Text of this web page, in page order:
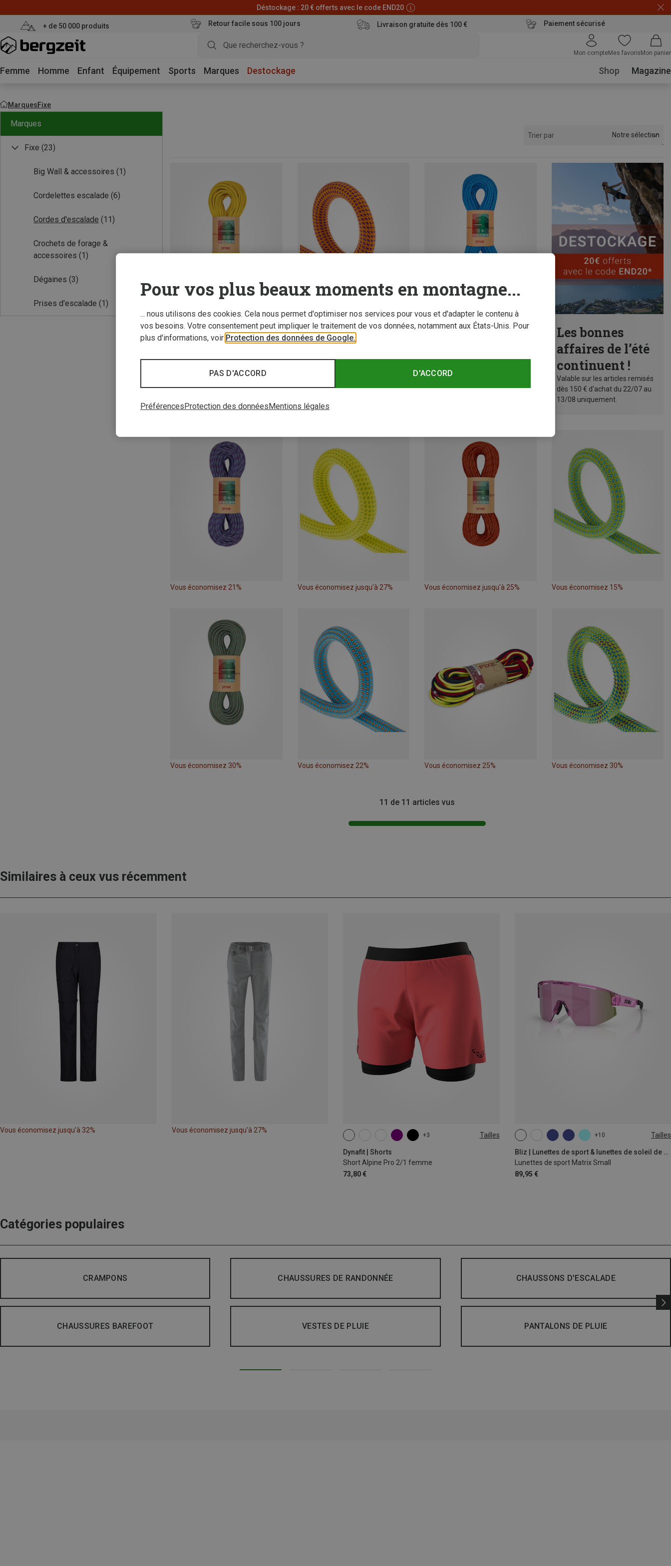
Déstockage : 20 € offerts avec le code END20
+ de 50 000 produits Retour facile sous 100 jours Livraison gratuite dès 100 € Paiement sécurisé
Mon compteMes favoris Mon panier
Femme Homme Enfant Équipement Sports Marques Destockage Shop Magazine
MarquesFixe
Marques
Fixe (23)
Big Wall & accessoires (1)
Cordelettes escalade (6)
Cordes d'escalade (11)
Crochets de forage &
accessoires (1)
Dégaines (3)
Prises d'escalade (1)
Trier par Notre sélection
Vous économisez jusqu'à 27% Vous économisez 15%
Les bonnes
affaires de l’été
continuent !
Valable sur les articles remisés
dès 150 € d'achat du 22/07 au
13/08 uniquement.
Vous économisez 21% Vous économisez jusqu'à 27% Vous économisez jusqu'à 25% Vous économisez 15%
Vous économisez 30% Vous économisez 22% Vous économisez 25% Vous économisez 30%
11 de 11 articles vus
Similaires à ceux vus récemment
Vous économisez jusqu'à 32% Vous économisez jusqu'à 27%
+3 Tailles
Dynafit | Shorts
Short Alpine Pro 2/1 femme
73,80 €
XS M XL
+10 Tailles
Bliz | Lunettes de sport & lunettes de soleil de sport
Lunettes de sport Matrix Small
89,95 €
ONE SIZE
Catégories populaires
CRAMPONS CHAUSSURES DE RANDONNÉE CHAUSSONS D'ESCALADE
CHAUSSURES BAREFOOT VESTES DE PLUIE PANTALONS DE PLUIE
Pour vos plus beaux moments en montagne...
... nous utilisons des cookies. Cela nous permet d'optimiser nos services pour vous et d'adapter le contenu à
vos besoins. Votre consentement peut impliquer le traitement de vos données, notamment aux États-Unis. Pour
plus d'informations, voir Protection des données de Google.
D'ACCORD
PAS D'ACCORD
PréférencesProtection des donnéesMentions légales